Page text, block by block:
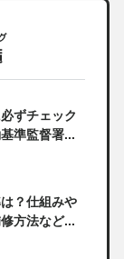
ずチェック
準監督署...
？仕組みや
方法など...